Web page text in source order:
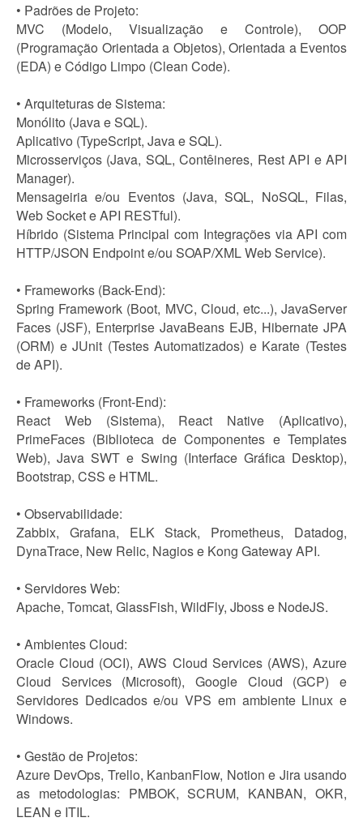
• Padrões de Projeto:
MVC (Modelo, Visualização e Controle), OOP
(Programação Orientada a Objetos), Orientada a Eventos
(EDA) e Código Limpo (Clean Code).
• Arquiteturas de Sistema:
Monólito (Java e SQL).
Aplicativo (TypeScript, Java e SQL).
Microsserviços (Java, SQL, Contêineres, Rest API e API
Manager).
Mensageiria e/ou Eventos (Java, SQL, NoSQL, Filas,
Web Socket e API RESTful).
Híbrido (Sistema Principal com Integrações via API com
HTTP/JSON Endpoint e/ou SOAP/XML Web Service).
• Frameworks (Back-End):
Spring Framework (Boot, MVC, Cloud, etc...), JavaServer
Faces (JSF), Enterprise JavaBeans EJB, Hibernate JPA
(ORM) e JUnit (Testes Automatizados) e Karate (Testes
de API).
• Frameworks (Front-End):
React Web (Sistema), React Native (Aplicativo),
PrimeFaces (Biblioteca de Componentes e Templates
Web), Java SWT e Swing (Interface Gráfica Desktop),
Bootstrap, CSS e HTML.
• Observabilidade:
Zabbix, Grafana, ELK Stack, Prometheus, Datadog,
DynaTrace, New Relic, Nagios e Kong Gateway API.
• Servidores Web:
Apache, Tomcat, GlassFish, WildFly, Jboss e NodeJS.
• Ambientes Cloud:
Oracle Cloud (OCI), AWS Cloud Services (AWS), Azure
Cloud Services (Microsoft), Google Cloud (GCP) e
Servidores Dedicados e/ou VPS em ambiente Linux e
Windows.
• Gestão de Projetos:
Azure DevOps, Trello, KanbanFlow, Notion e Jira usando
as metodologias: PMBOK, SCRUM, KANBAN, OKR,
LEAN e ITIL.